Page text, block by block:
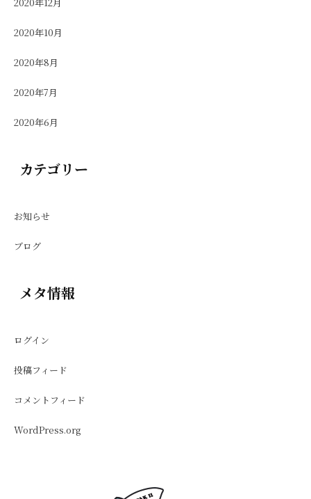
2020年10月
2020年8月
2020年7月
2020年6月
カテゴリー
お知らせ
ブログ
メタ情報
ログイン
投稿フィード
コメントフィード
WordPress.org